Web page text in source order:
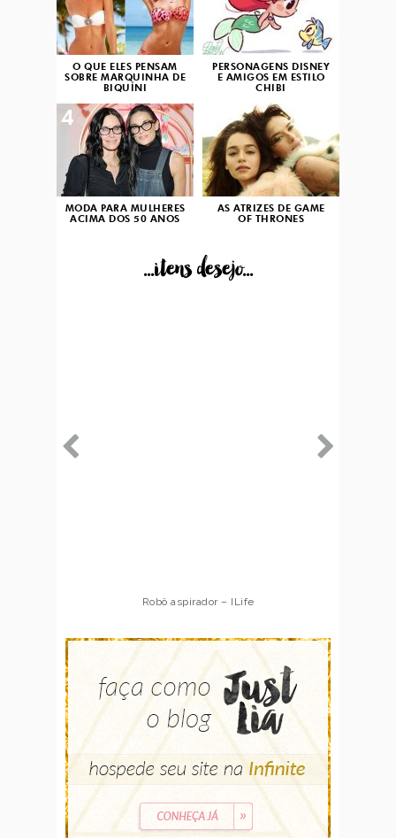
O QUE ELES PENSAM
SOBRE MARQUINHA DE
BIQUÍNI
PERSONAGENS DISNEY
E AMIGOS EM ESTILO
CHIBI
MODA PARA MULHERES
ACIMA DOS 50 ANOS
4
AS ATRIZES DE GAME
OF THRONES
...itens desejo...
Robô aspirador – ILife